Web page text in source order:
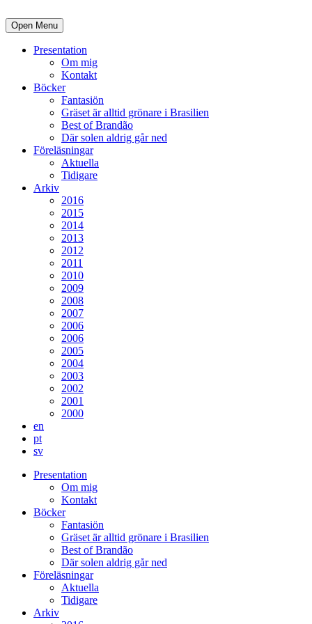
Open Menu
Presentation
Om mig
Kontakt
Böcker
Fantasiön
Gräset är alltid grönare i Brasilien
Best of Brandão
Där solen aldrig går ned
Föreläsningar
Aktuella
Tidigare
Arkiv
2016
2015
2014
2013
2012
2011
2010
2009
2008
2007
2006
2006
2005
2004
2003
2002
2001
2000
en
pt
sv
Presentation
Om mig
Kontakt
Böcker
Fantasiön
Gräset är alltid grönare i Brasilien
Best of Brandão
Där solen aldrig går ned
Föreläsningar
Aktuella
Tidigare
Arkiv